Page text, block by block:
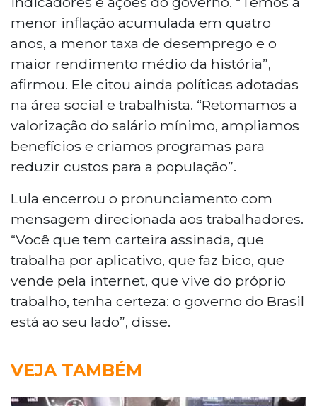
menor inflação acumulada em quatro
anos, a menor taxa de desemprego e o
maior rendimento médio da história”,
afirmou. Ele citou ainda políticas adotadas
na área social e trabalhista. “Retomamos a
valorização do salário mínimo, ampliamos
benefícios e criamos programas para
reduzir custos para a população”.
Lula encerrou o pronunciamento com
mensagem direcionada aos trabalhadores.
“Você que tem carteira assinada, que
trabalha por aplicativo, que faz bico, que
vende pela internet, que vive do próprio
trabalho, tenha certeza: o governo do Brasil
está ao seu lado”, disse.
VEJA TAMBÉM